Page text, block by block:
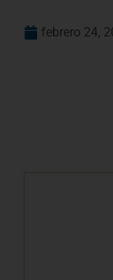
febrero 24,